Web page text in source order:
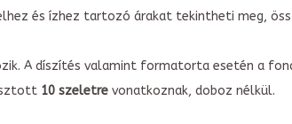
és ízhez tartozó árakat tekintheti meg,
A díszítés valamint formatorta esetén a
10 szeletrevonatkoznak, doboz nélkül.